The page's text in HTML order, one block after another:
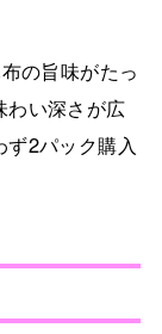
の旨味がたっ
わい深さが広
2パック購入